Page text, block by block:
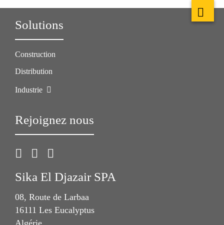
Solutions
Construction
Distribution
Industrie
Rejoignez nous
Sika El Djazair SPA
08, Route de Larbaa
16111 Les Eucalyptus